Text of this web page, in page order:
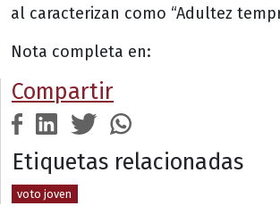
al caracterizan como “Adultez
Nota completa en:
Compartir
Etiquetas relacionadas
voto joven